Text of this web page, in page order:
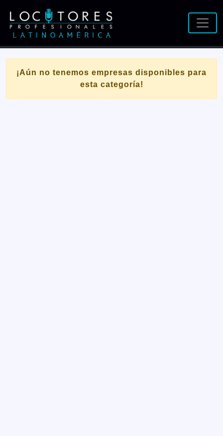
¡Aún no tenemos empresas disponibles para
esta categoría!